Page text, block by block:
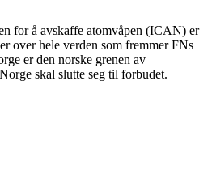
for å avskaffe atomvåpen (ICAN) er
over hele verden som fremmer FNs
er den norske grenen av
skal slutte seg til forbudet.